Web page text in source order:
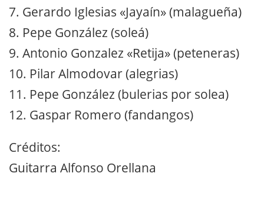
7. Gerardo Iglesias «Jayaín» (malagueña)
8. Pepe González (soleá)
9. Antonio Gonzalez «Retija» (peteneras)
10. Pilar Almodovar (alegrias)
11. Pepe González (bulerias por solea)
12. Gaspar Romero (fandangos)
Créditos:
Guitarra Alfonso Orellana